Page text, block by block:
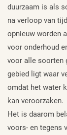
duurzaam is als
na verloop van
opnieuw worden
voor onderhoud
voor alle soorten
gebied ligt waar
omdat het water
kan veroorzaken.
Het is daarom
voors- en tegens